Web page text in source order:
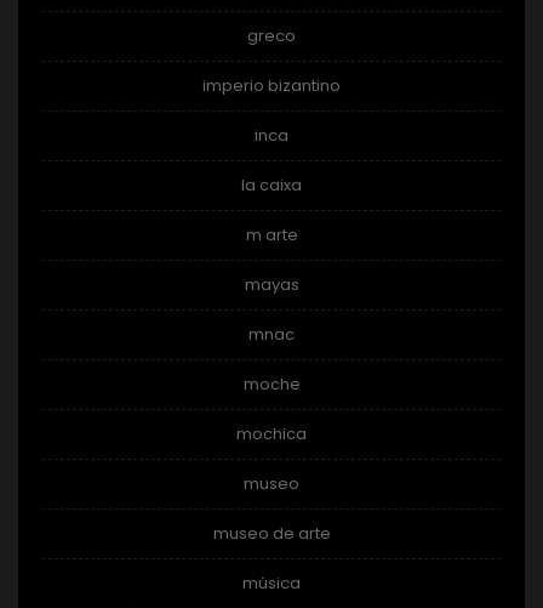
greco
imperio bizantino
inca
la caixa
m arte
mayas
mnac
moche
mochica
museo
museo de arte
música